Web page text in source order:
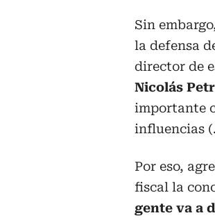
Sin
la defensa
director de
Nicolás
importante
influencias
Por eso,
fiscal la
gente va a